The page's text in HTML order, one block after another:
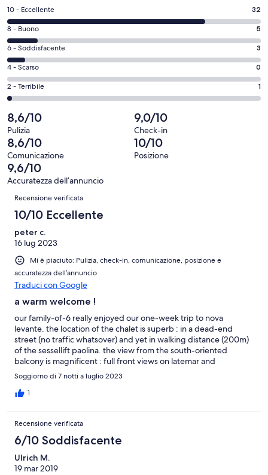
un’altra
finestra
Valutazione
di
10
-
Eccellente.
32
su
41
recensioni
10 - Eccellente 32
Valutazione
di
8
-
Buono.
5
41
recensioni
8 - Buono 5
Valutazione
di
6
-
Soddisfacente.
3
su
41
recensioni
6 - Soddisfacente 3
Valutazione
di
4
Scarso.
0
su
41
recensioni
4 - Scarso 0
Valutazione
di
2
-
Terribile.
1
su
41
2 - Terribile 1
8,6/10
Pulizia
9,0/10
Check-in
8,6/10
Comunicazione
10/10
Posizione
9,6/10
Accuratezza dell’annuncio
Recensioni
Recensione verificata
10/10 Eccellente
peter c.
16 lug 2023
Mi è piaciuto: Pulizia, check-in, comunicazione, posizione e
accuratezza dell’annuncio
Traduci con Google
a warm welcome !
our family-of-6 really enjoyed our one-week trip to nova
levante. the location of the chalet is superb : in a dead-end
street (no traffic whatsover) and yet in walking distance (200m)
of the sessellift paolina. the view from the south-oriented
balcony is magnificent : full front views on latemar and
rosengarten ! the chalet was very clean and well equiped. but
most worth noting is the hospitality of the owner. we had a very
warm welcome. during our stay we had a few questions that
Soggiorno di 7 notti a luglio 2023
1
Recensione verificata
6/10 Soddisfacente
Ulrich M.
19 mar 2019